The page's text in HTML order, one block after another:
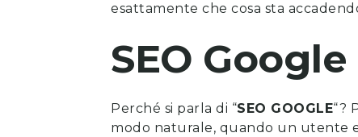
esattamente che cosa sta
SEO Google
Perché si parla di “SEO GOOGLE“?
modo naturale, quando un utente